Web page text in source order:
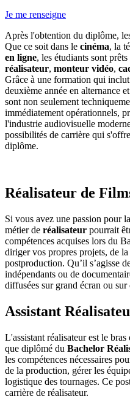
Je me renseigne
Après l'obtention du diplôme,
Que ce soit dans le cinéma, la
en ligne, les étudiants sont
réalisateur, monteur vidéo,
Grâce à une formation qui
deuxième année en alternance
sont non seulement
immédiatement opérationnels,
l'industrie audiovisuelle
possibilités de carrière qui
diplôme.
Réalisateur de
Si vous avez une passion pour
métier de réalisateur pourrait
compétences acquises lors du
diriger vos propres projets, de
postproduction. Qu’il s’agisse
indépendants ou de
diffusées sur grand écran ou
Assistant
L'assistant réalisateur est le
que diplômé du Bachelor
les compétences nécessaires
de la production, gérer les
logistique des tournages. Ce
carrière de réalisateur.